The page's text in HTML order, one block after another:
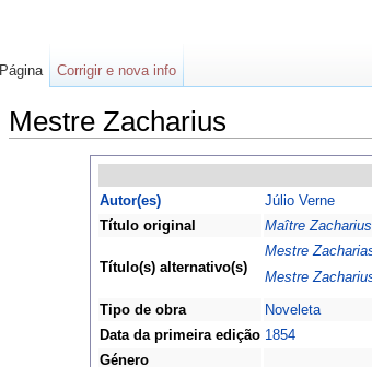
Mestre Zacharius
Autor(es)
Júlio Verne
Título original
Maître Zacharius
Título(s) alternativo(s)
Mestre
Mestre
Tipo de obra
Noveleta
Data da primeira edição 1854
Género
Página Corrigir e nova info